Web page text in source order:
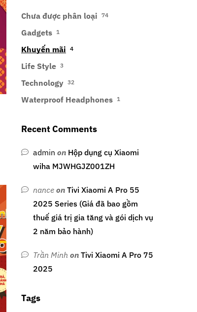
Chưa được phân loại 74
Gadgets 1
Khuyến mãi 4
Life Style 3
Technology 32
Waterproof Headphones 1
Recent Comments
admin on Hộp dụng cụ Xiaomi
wiha MJWHGJZ001ZH
nance on Tivi Xiaomi A Pro 55
2025 Series (Giá đã bao gồm
thuế giá trị gia tăng và gói dịch vụ
2 năm bảo hành)
Trần Minh on Tivi Xiaomi A Pro 75
2025
Tags